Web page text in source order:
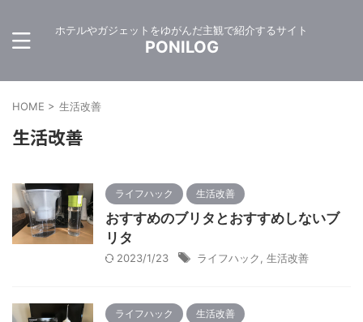
ホテルやガジェットをゆがんだ主観で紹介するサイト
PONILOG
HOME > 生活改善
生活改善
ライフハック 生活改善
おすすめのブリタとおすすめしないブ
リタ
2023/1/23 ライフハック 生活改善
ライフハック 生活改善